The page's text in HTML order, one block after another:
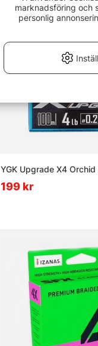
YGK Upgrade X4
199 kr
marknadsföring och
personlig